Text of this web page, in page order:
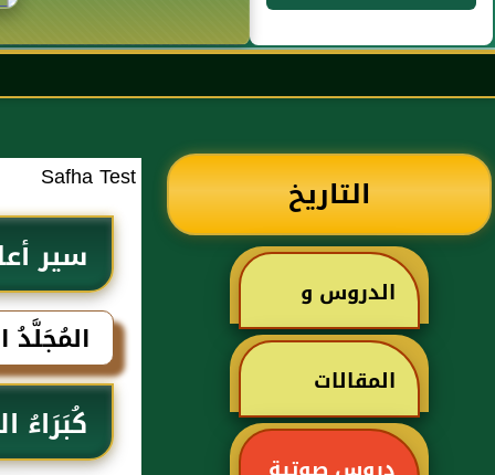
التاريخ
الدروس و
الخطب
المقالات
Safha Test
سير
كُبَرَاءُ